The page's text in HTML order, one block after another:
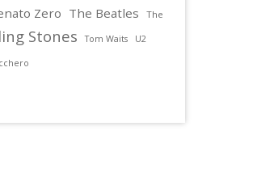
Zero The Beatles
The
Stones Tom Waits U2